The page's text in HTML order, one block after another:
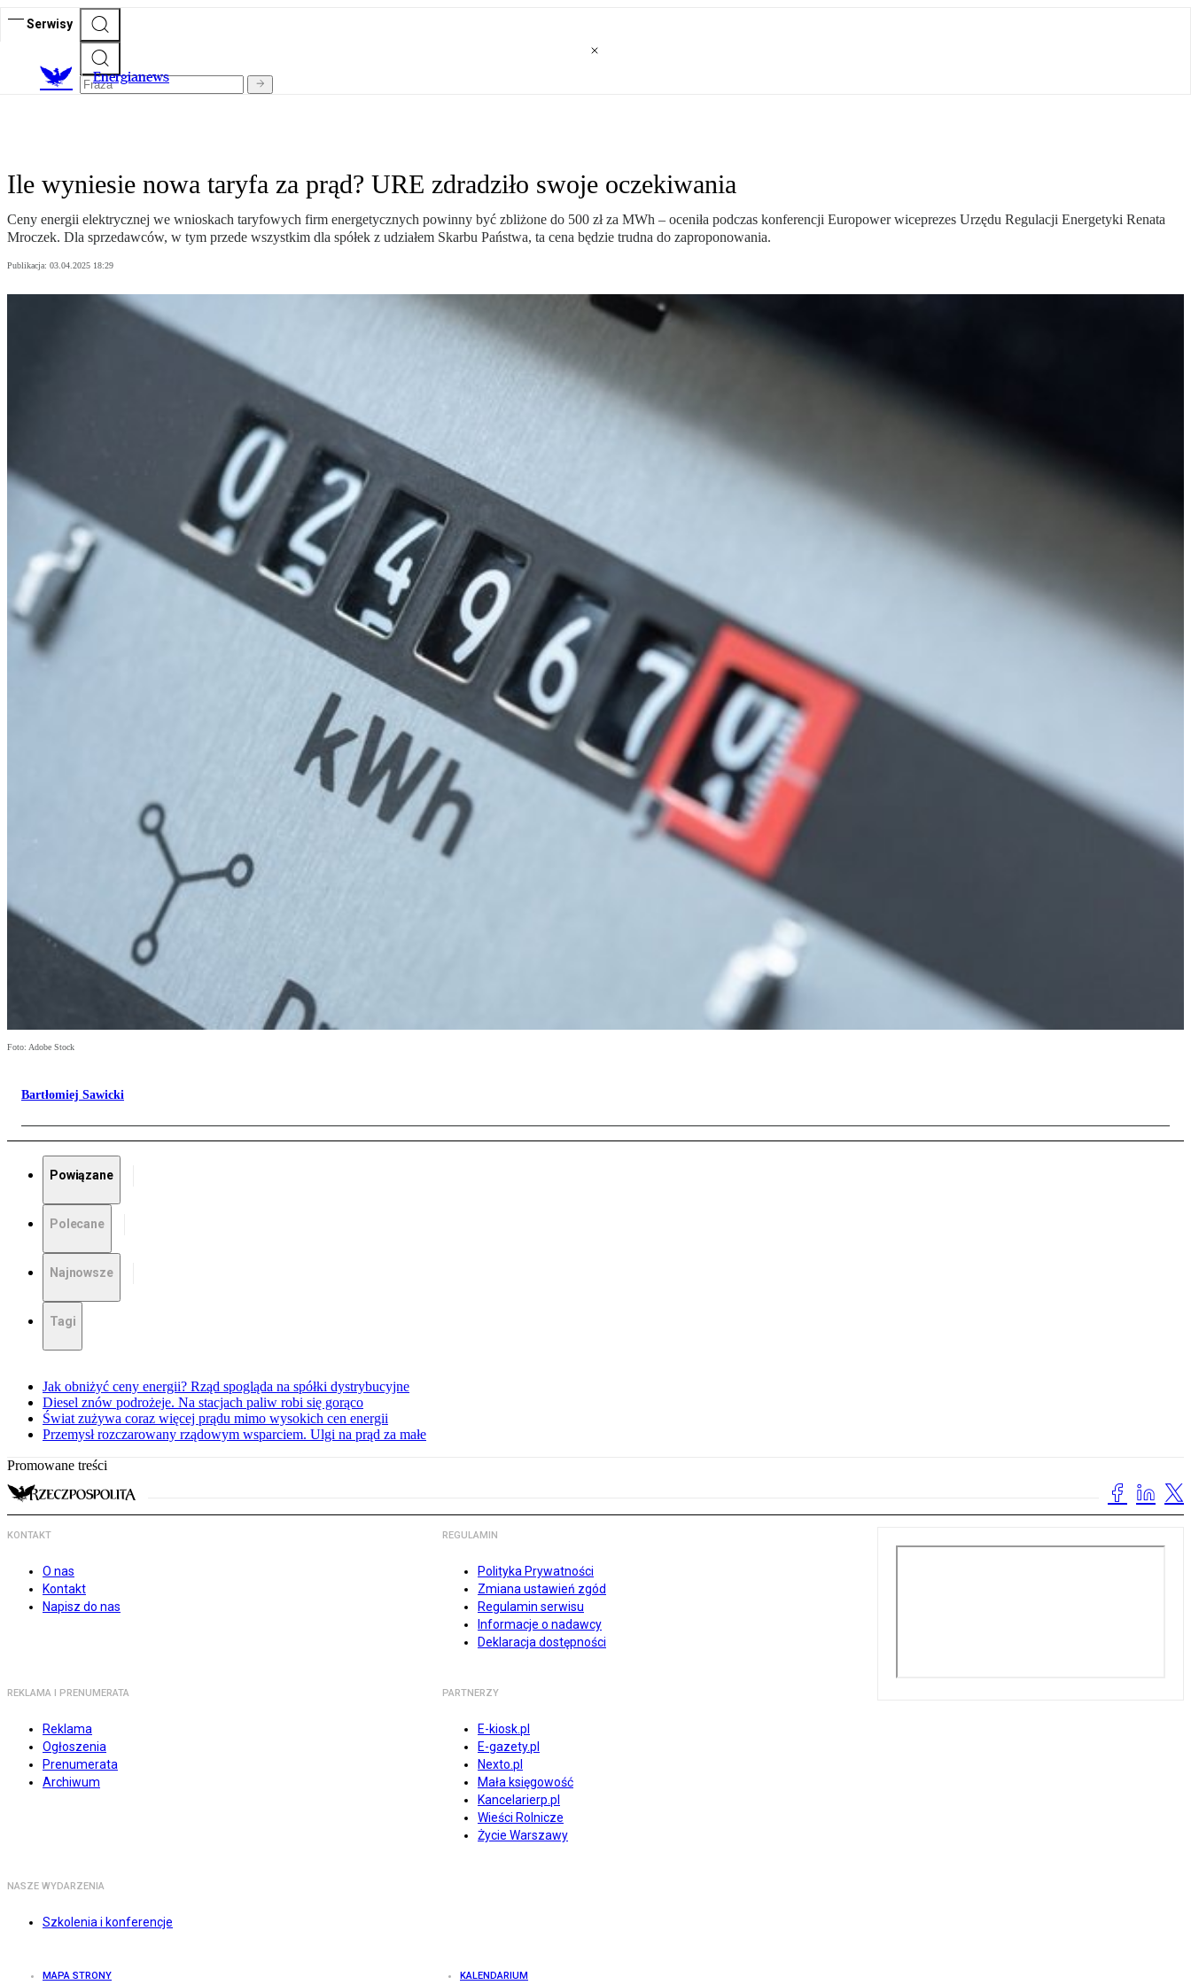
Serwisy
Energianews
Ile wyniesie nowa taryfa za prąd? URE zdradziło swoje oczekiwania
Ceny energii elektrycznej we wnioskach taryfowych firm energetycznych powinny być zbliżone do 500 zł za MWh – oceniła podczas konferencji Europower wiceprezes Urzędu Regulacji Energetyki Renata
Mroczek. Dla sprzedawców, w tym przede wszystkim dla spółek z udziałem Skarbu Państwa, ta cena będzie trudna do zaproponowania.
Publikacja: 03.04.2025 18:29
Foto: Adobe Stock
Bartłomiej Sawicki
Powiązane
Polecane
Najnowsze
Tagi
Jak obniżyć ceny energii? Rząd spogląda na spółki dystrybucyjne
Diesel znów podrożeje. Na stacjach paliw robi się gorąco
Świat zużywa coraz więcej prądu mimo wysokich cen energii
Przemysł rozczarowany rządowym wsparciem. Ulgi na prąd za małe
Promowane treści
KONTAKT
O nas
Kontakt
Napisz do nas
REGULAMIN
Polityka Prywatności
Zmiana ustawień zgód
Regulamin serwisu
Informacje o nadawcy
Deklaracja dostępności
REKLAMA I PRENUMERATA
Reklama
Ogłoszenia
Prenumerata
Archiwum
PARTNERZY
E-kiosk.pl
E-gazety.pl
Nexto.pl
Mała księgowość
Kancelarierp.pl
Wieści Rolnicze
Życie Warszawy
NASZE WYDARZENIA
Szkolenia i konferencje
MAPA STRONY KALENDARIUM